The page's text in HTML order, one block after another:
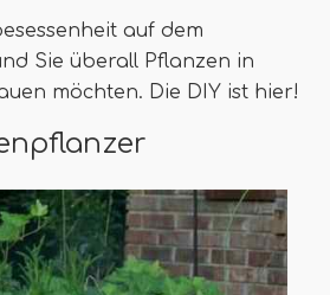
auf dem
Sie überall Pflanzen in
möchten. Die DIY ist hier!